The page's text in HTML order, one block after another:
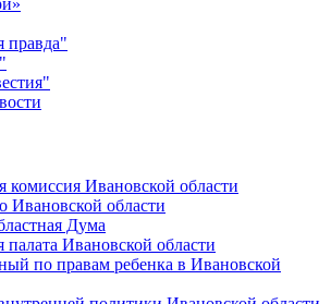
правда"
комиссия Ивановской области
Ивановской области
Дума
Ивановской области
по правам ребенка в Ивановской